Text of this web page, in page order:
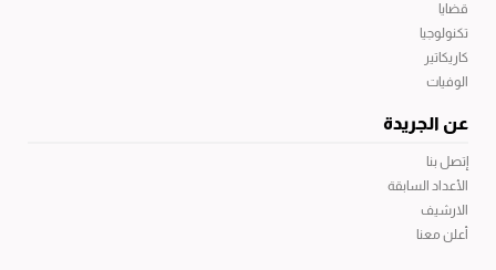
قضايا
تكنولوجيا
كاريكاتير
الوفيات
عن الجريدة
إتصل بنا
الأعداد السابقة
الارشيف
أعلن معنا